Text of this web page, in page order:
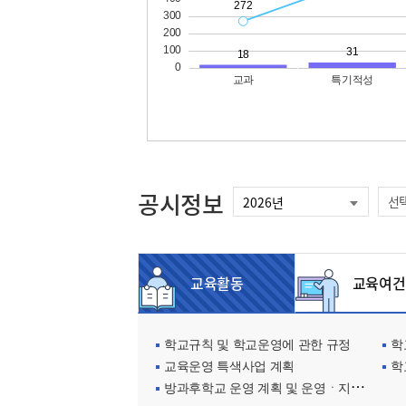
공시정보 선
교육활동 교육여건
학교규칙 및 학교운영에 관한 규정
학
교육운영 특색사업 계획
학
방과후학교 운영 계획 및 운영ㆍ지원현황